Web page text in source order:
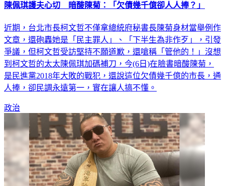
陳佩琪護夫心切 暗酸陳菊：「欠債幾千億卻人人捧？」
近期，台北市長柯文哲不僅拿總統府秘書長陳菊身材當舉例作
文章，還砲轟她是「民主罪人」、「下半生為非作歹」，引發
爭議，但柯文哲受訪堅持不願道歉，還嗆稱「管他的！」沒想
到柯文哲的太太陳佩琪加碼補刀，今(6日)在臉書暗酸陳菊，
是民進黨2018年大敗的戰犯，還說這位欠債幾千億的市長，通
人捧，卻民調永遠第一，實在讓人搞不懂。
政治